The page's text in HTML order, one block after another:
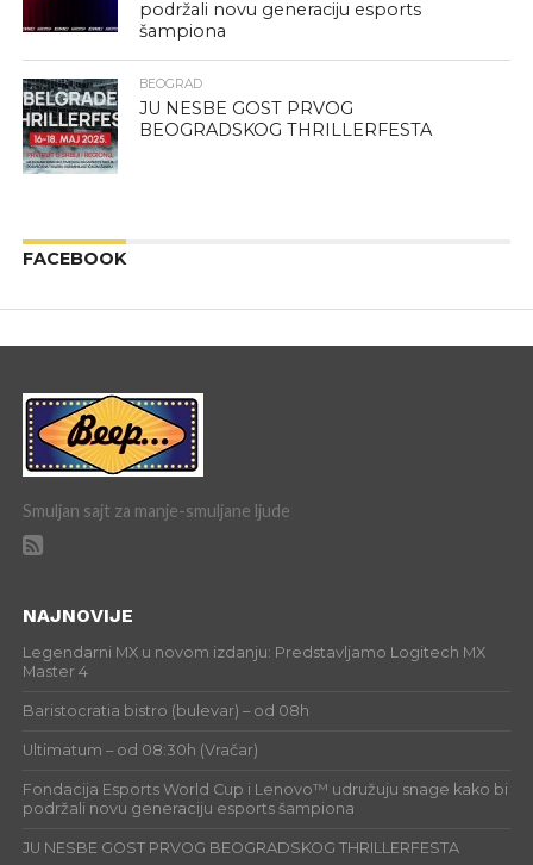
podržali novu generaciju esports
šampiona
BEOGRAD
JU NESBE GOST PRVOG
BEOGRADSKOG THRILLERFESTA
FACEBOOK
Smuljan sajt za manje-smuljane ljude
NAJNOVIJE
Legendarni MX u novom izdanju: Predstavljamo Logitech MX
Master 4
Baristocratia bistro (bulevar) – od 08h
Ultimatum – od 08:30h (Vračar)
Fondacija Esports World Cup i Lenovo™ udružuju snage kako bi
podržali novu generaciju esports šampiona
JU NESBE GOST PRVOG BEOGRADSKOG THRILLERFESTA